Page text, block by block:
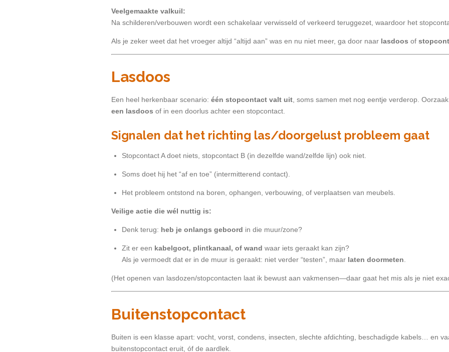
Veelgemaakte valkuil:
Na schilderen/verbouwen wordt een schakelaar verwisseld of verkeerd teruggezet, waardoor het
Als je zeker weet dat het vroeger altijd “altijd aan” was en nu niet meer, ga door naar lasdoos of
Lasdoos
Een heel herkenbaar scenario: één stopcontact valt uit , soms samen met nog eentje verderop.
een lasdoos of in een doorlus achter een stopcontact.
Signalen dat het richting las/doorgelust probleem gaat
Stopcontact A doet niets, stopcontact B (in dezelfde wand/zelfde lijn) ook niet.
Soms doet hij het “af en toe” (intermitterend contact).
Het probleem ontstond na boren, ophangen, verbouwing, of verplaatsen van meubels.
Veilige actie die wél nuttig is:
Denk terug: heb je onlangs geboord in die muur/zone?
Zit er een kabelgoot, plintkanaal, of wand waar iets geraakt kan zijn?
Als je vermoedt dat er in de muur is geraakt: niet verder “testen”, maar laten doormeten
(Het openen van lasdozen/stopcontacten laat ik bewust aan vakmensen—daar gaat het mis als je niet
Buitenstopcontact
Buiten is een klasse apart: vocht, vorst, condens, insecten, slechte afdichting, beschadigde kabels… en
buitenstopcontact eruit, óf de aardlek.